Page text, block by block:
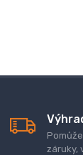
záruky,